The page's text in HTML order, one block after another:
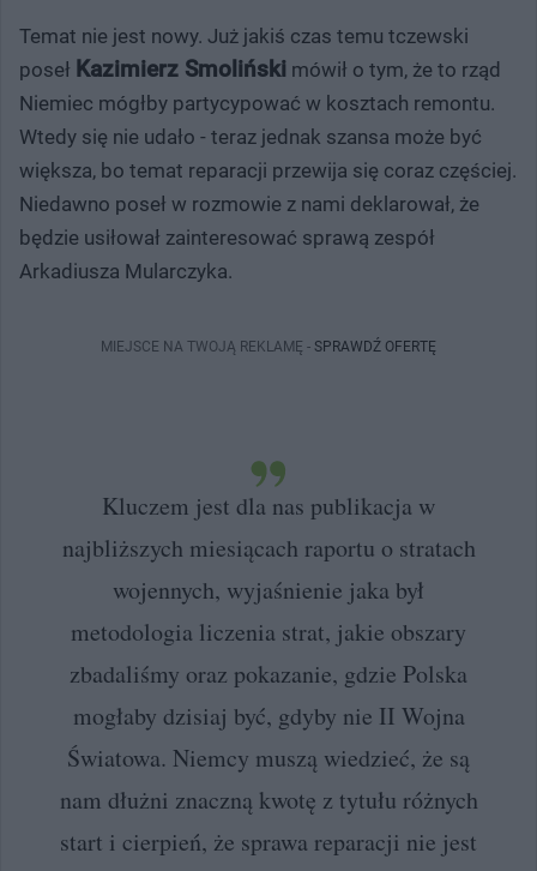
Temat nie jest nowy. Już jakiś czas temu tczewski
poseł Kazimierz Smoliński mówił o tym, że to rząd
Niemiec mógłby partycypować w kosztach remontu.
Wtedy się nie udało - teraz jednak szansa może być
większa, bo temat reparacji przewija się coraz częściej.
Niedawno poseł w rozmowie z nami deklarował, że
będzie usiłował zainteresować sprawą zespół
Arkadiusza Mularczyka.
MIEJSCE NA TWOJĄ REKLAMĘ - SPRAWDŹ OFERTĘ
Kluczem jest dla nas publikacja w
najbliższych miesiącach raportu o stratach
wojennych, wyjaśnienie jaka był
metodologia liczenia strat, jakie obszary
zbadaliśmy oraz pokazanie, gdzie Polska
mogłaby dzisiaj być, gdyby nie II Wojna
Światowa. Niemcy muszą wiedzieć, że są
nam dłużni znaczną kwotę z tytułu różnych
start i cierpień, że sprawa reparacji nie jest